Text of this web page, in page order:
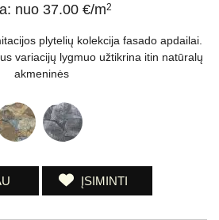
nuo 37.00 €/m2
plytelių kolekcija fasado apdailai.
variacijų lygmuo užtikrina itin natūralų
akmeninės
ĮSIMINTI